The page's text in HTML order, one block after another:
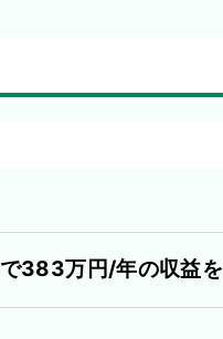
383万円/年の収益を